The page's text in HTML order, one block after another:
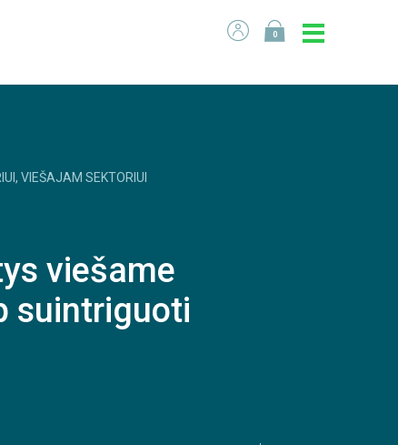
0
VIEŠAJAM SEKTORIUI
viešame
suintriguoti